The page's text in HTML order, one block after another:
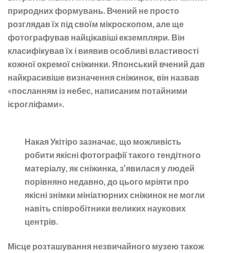
природних формувань. Вчений не просто
розглядав їх під своїм мікроскопом, але ще
фотографував найцікавіші екземпляри. Він
класифікував їх і виявив особливі властивості
кожної окремої сніжинки. Японський вчений дав
найкрасивіше визначення сніжинок, він назвав
«посланням із небес, написаним потайними
ієрогліфами».
Накая Укітіро зазначає, що можливість
робити якісні фотографії такого тендітного
матеріалу, як сніжинка, з’явилася у людей
порівняно недавно, до цього мріяти про
якісні знімки мініатюрних сніжинок не могли
навіть співробітники великих наукових
центрів.
Місце розташування незвичайного музею також